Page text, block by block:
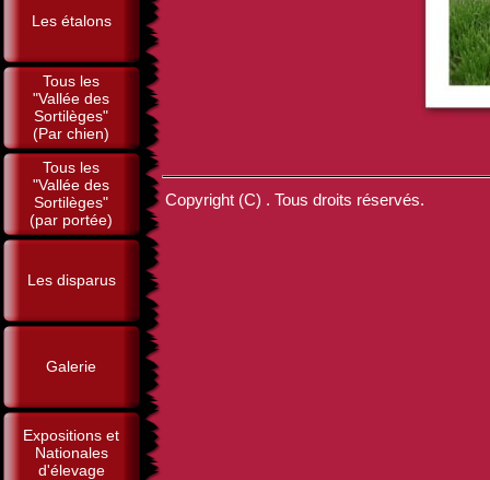
Les étalons
Tous les
"Vallée des
Sortilèges"
(Par chien)
Tous les
"Vallée des
Sortilèges"
(par portée)
Les disparus
Galerie
Expositions et
Nationales
d'élevage
Copyright (C) . Tous droits réservés.